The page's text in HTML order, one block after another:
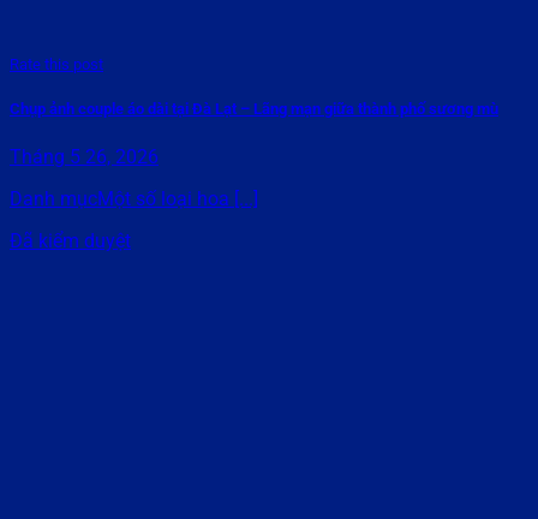
Rate this post
Chụp ảnh couple áo dài tại Đà Lạt – Lãng mạn giữa thành phố sương mù
Tháng 5 26, 2026
Danh mụcMột số loại hoa [...]
Đã kiểm duyệt